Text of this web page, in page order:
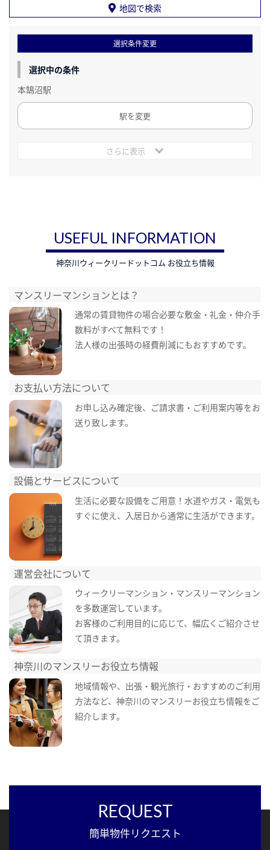
地図で検索
選択条件変更
選択中の条件
本鵠沼駅
駅を変更
さらに表示
USEFUL INFORMATION
神奈川ウィークリードットコム お役立ち情報
マンスリーマンションとは？
通常の賃貸物件の場合必要な敷金・礼金・仲介手
数料がすべて無料です！
法人様の出張時の経費削減にもおすすめです。
お支払い方法について
お申し込み確定後、ご請求書・ご利用案内等をお
送り致します。
設備とサービスについて
生活に必要な設備をご用意！水道やガス・電気も
すぐに使え、入居日から通常に生活ができます。
運営会社について
ウィークリーマンション・マンスリーマンション
を多数運営しています。
お客様のご利用目的に応じて、幅広くご紹介させ
て頂きます。
神奈川のマンスリーお役立ち情報
地域情報や、出張・観光旅行・おすすめのご利用
方法など、神奈川のマンスリーお役立ち情報をご
紹介します。
REQUEST
簡単物件リクエスト